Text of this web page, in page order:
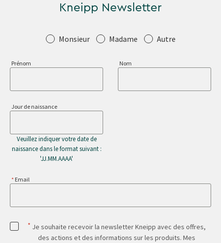
Kneipp Newsletter
SalutationMonsieur Madame Autre
Prénom Nom
Jour de naissance
Veuillez indiquer votre date de
naissance dans le format suivant :
'JJ.MM.AAAA'
Email
* Je souhaite recevoir la newsletter Kneipp avec des offres,
des actions et des informations sur les produits. Mes